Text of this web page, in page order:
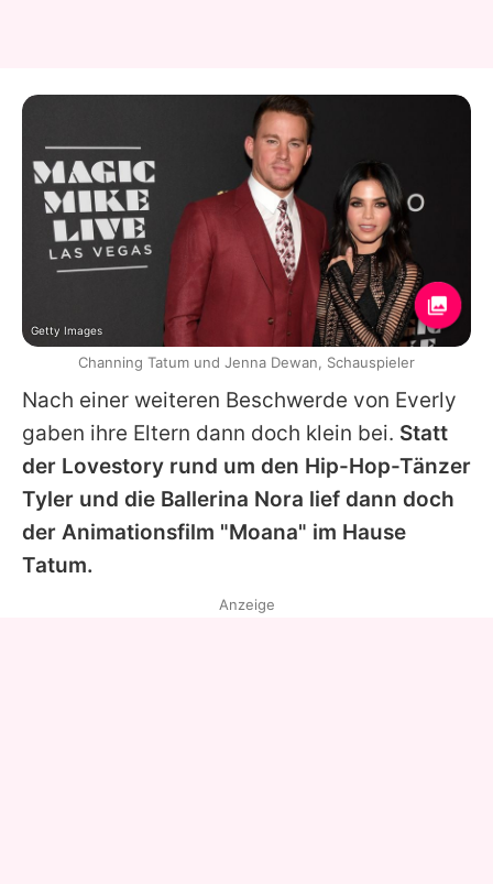
Nach einer weiteren Beschwerde von Everly
gaben ihre Eltern dann doch klein bei. Statt
der Lovestory rund um den Hip-Hop-Tänzer
Tyler und die Ballerina Nora lief dann doch
der Animationsfilm "Moana" im Hause
Tatum.
Getty Images
Channing Tatum und Jenna Dewan, Schauspieler
Anzeige